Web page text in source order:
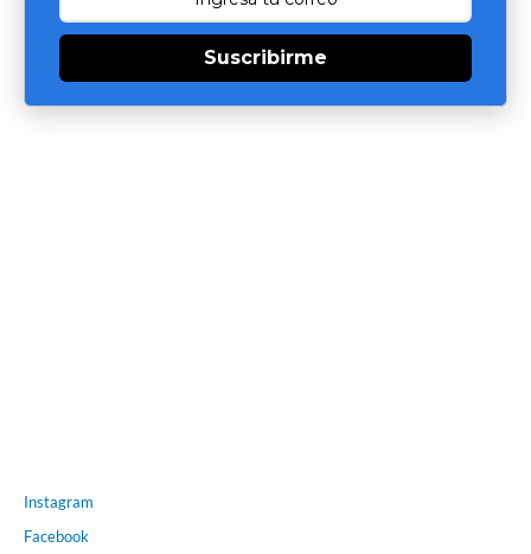
Suscribirme
Instagram
Facebook